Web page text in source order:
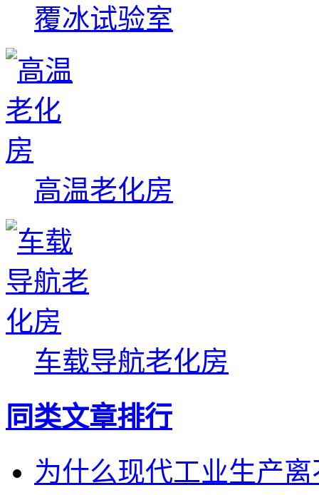
覆冰试验室
高温老化房
车载导航老化房
同类文章排行
为什么现代工业生产